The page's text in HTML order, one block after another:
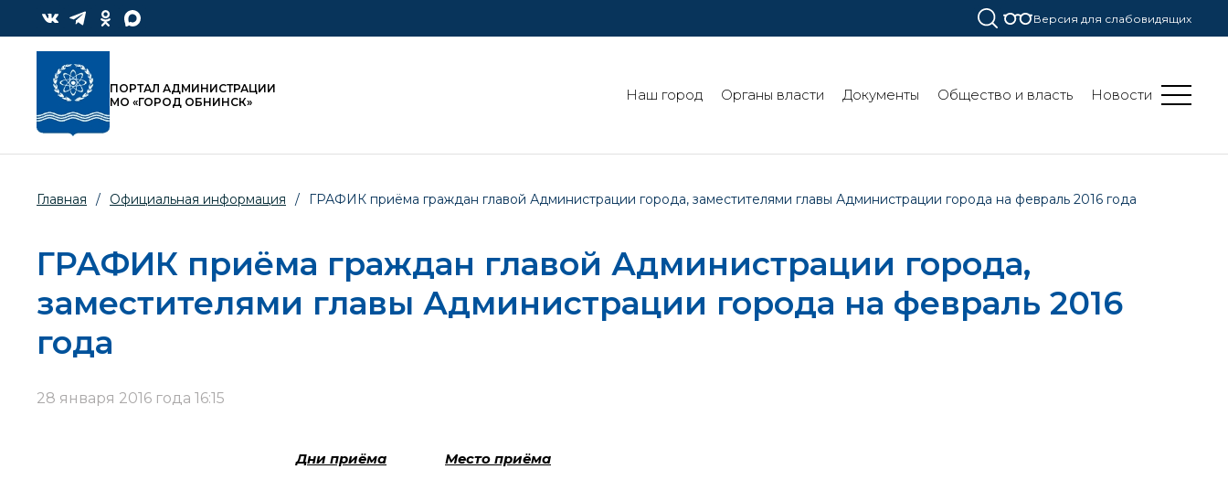
Версия для слабовидящих
ПОРТАЛ АДМИНИСТРАЦИИ
МО «ГОРОД ОБНИНСК»
Наш город Органы власти Документы Общество и власть Новости
Главная / Официальная информация / ГРАФИК приёма граждан главой Администрации города, заместителями главы Администрации города на февраль 2016 года
ГРАФИК приёма граждан главой Администрации города,
заместителями главы Администрации города на февраль 2016
года
28 января 2016 года 16:15
Дни приёма
Место приёма